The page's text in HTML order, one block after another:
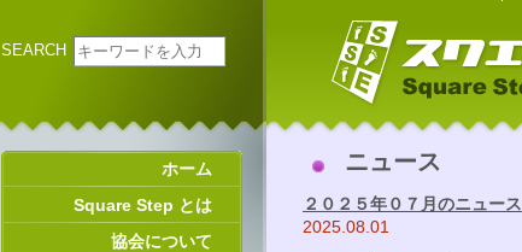
SEARCH
ホーム
Square Step とは
協会について
ニュース
２０２５年０７月のニュース
2025.08.01